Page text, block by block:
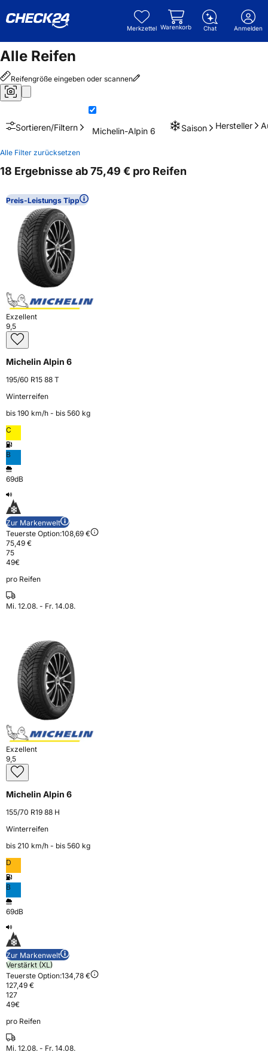
Merkzettel Warenkorb Chat Anmelden
Alle Reifen
Reifengröße eingeben oder scannen
Sortieren/Filtern Michelin-Alpin 6 Saison Hersteller
Alle Filter zurücksetzen
18 Ergebnisse ab 75,49 € pro Reifen
Preis-Leistungs Tipp
Exzellent
9,5
Michelin Alpin 6
195/60 R15 88 T
Winterreifen
bis 190 km⁠/⁠h - bis 560 kg
C
B
69dB
Zur Markenwelt
Teuerste Option:108,69 €
75,49 €
75
49€
pro Reifen
Mi. 12.08. - Fr. 14.08.
Exzellent
9,5
Michelin Alpin 6
155/70 R19 88 H
Winterreifen
bis 210 km⁠/⁠h - bis 560 kg
D
B
69dB
Zur Markenwelt
Verstärkt (XL)
Teuerste Option:134,78 €
127,49 €
127
49€
pro Reifen
Mi. 12.08. - Fr. 14.08.